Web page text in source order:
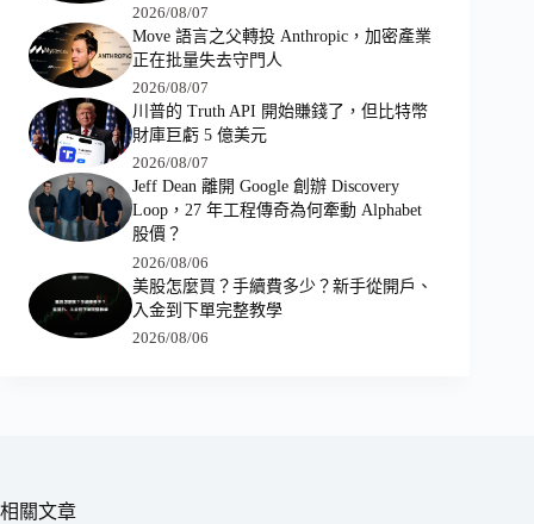
2026/08/07
Move 語言之父轉投 Anthropic，加密產業
正在批量失去守門人
2026/08/07
川普的 Truth API 開始賺錢了，但比特幣
財庫巨虧 5 億美元
2026/08/07
Jeff Dean 離開 Google 創辦 Discovery
Loop，27 年工程傳奇為何牽動 Alphabet
股價？
2026/08/06
美股怎麼買？手續費多少？新手從開戶、
入金到下單完整教學
2026/08/06
相關文章